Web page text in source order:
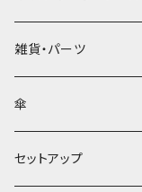
雑貨・パーツ
傘
セットアップ